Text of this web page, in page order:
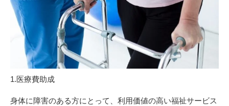
1.医療費助成
身体に障害のある方にとって、利用価値の高い福祉サービス